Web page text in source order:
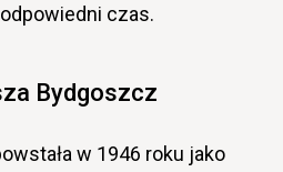
czas.
Bydgoszcz
w 1946 roku jako